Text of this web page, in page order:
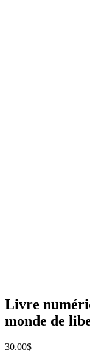
Livre
monde de
30.00$